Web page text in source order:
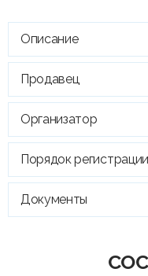
Описание
Продавец
Организатор
Порядок регистрации
Документы